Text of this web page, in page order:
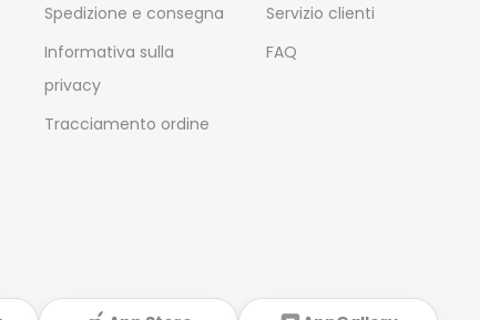
Spedizione e consegna
Informativa sulla
privacy
Tracciamento ordine
Servizio clienti
FAQ